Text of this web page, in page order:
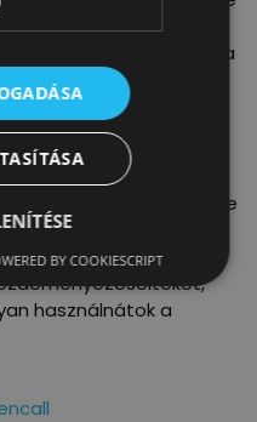
pedig egy-egy
be három hétre a
a kettes villamos alatt
felolvasóestet
2. között, hétvégente
kísérletezéssel és a
a Valyo!Rakpartot.
használnátok a
BY COOKIESCRIPT